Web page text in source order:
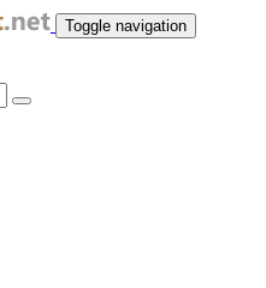
Toggle navigation